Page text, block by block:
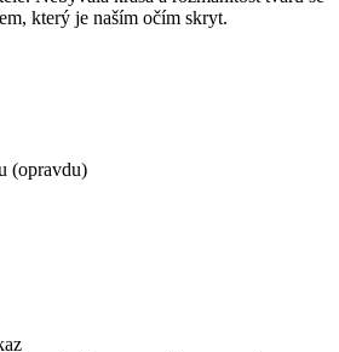
který je naším očím skryt.
(opravdu)